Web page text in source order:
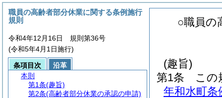
○職員の
(趣旨)
第1条
この
年和水町条
職員の高齢者部分休業に関する条例施行
規則
令和4年12月16日 規則第36号
(令和5年4月1日施行)
条項目次
沿革
本則
第1条(趣旨)
第2条(高齢者部分休業の承認の申請)